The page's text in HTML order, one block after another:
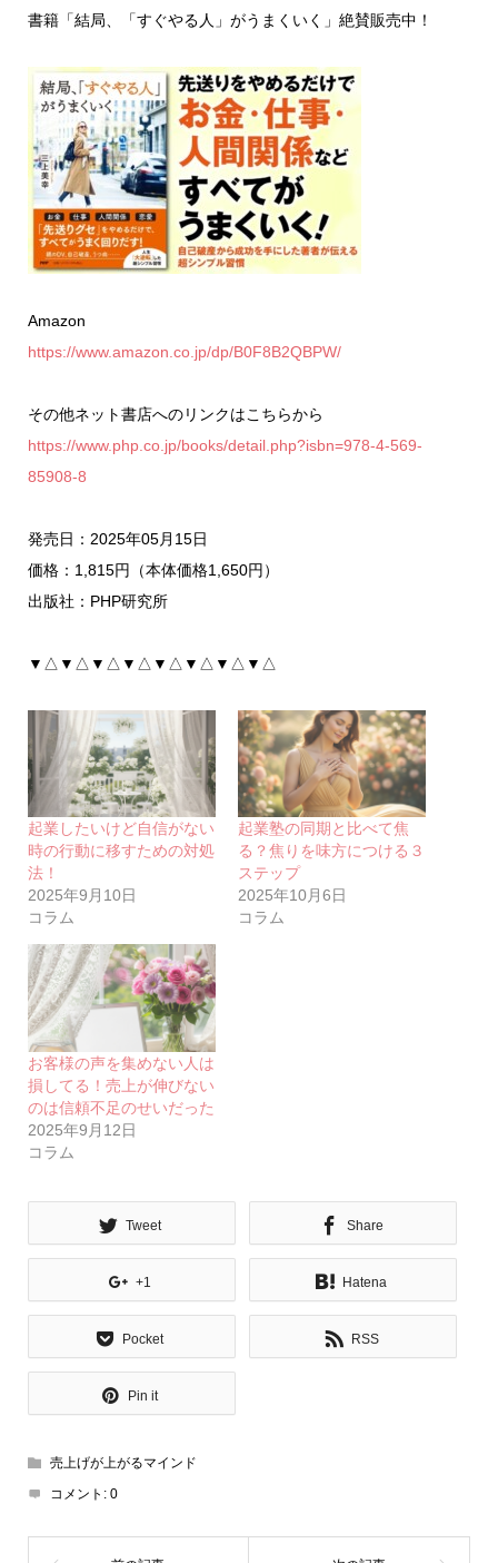
書籍「結局、「すぐやる人」がうまくいく」絶賛販売中！
Amazon
https://www.amazon.co.jp/dp/B0F8B2QBPW/
その他ネット書店へのリンクはこちらから
https://www.php.co.jp/books/detail.php?isbn=978-4-569-
85908-8
発売日：2025年05月15日
価格：1,815円（本体価格1,650円）
出版社：PHP研究所
▼△▼△▼△▼△▼△▼△▼△▼△
起業したいけど自信がない
時の行動に移すための対処
法！
2025年9月10日
コラム
起業塾の同期と比べて焦
る？焦りを味方につける３
ステップ
2025年10月6日
コラム
お客様の声を集めない人は
損してる！売上が伸びない
のは信頼不足のせいだった
2025年9月12日
コラム
Tweet Share
+1 Hatena
Pocket RSS
Pin it
売上げが上がるマインド
コメント: 0